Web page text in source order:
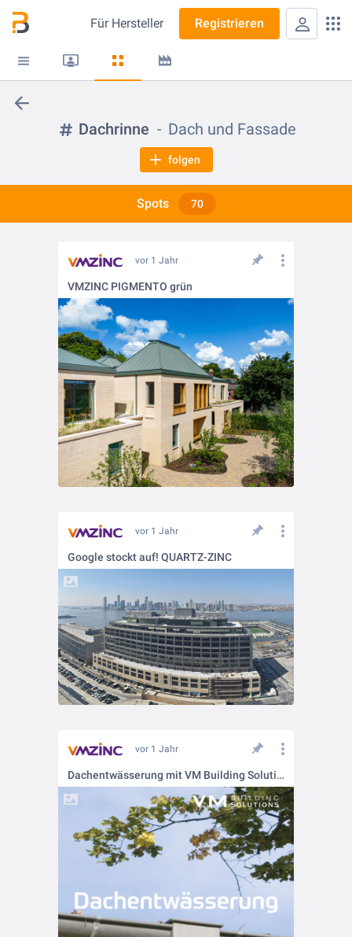
Für Hersteller Registrieren
Dachrinne Dach und Fassade
folgen
Spots 70
vor 1 Jahr
VMZINC PIGMENTO grün
vor 1 Jahr
Google stockt auf! QUARTZ-ZINC
vor 1 Jahr
Dachentwässerung mit VM Building Solutions – Qualität und Tradition vereint!